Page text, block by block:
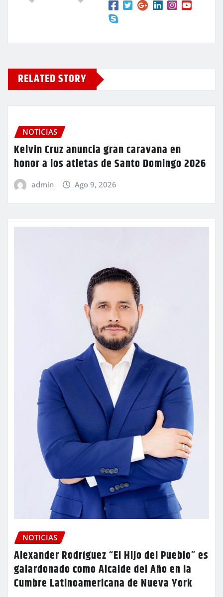
RELATED STORY
NOTICIAS
Kelvin Cruz anuncia gran caravana en
honor a los atletas de Santo Domingo 2026
admin Ago 9, 2026
NOTICIAS
Alexander Rodríguez “El Hijo del Pueblo” es
galardonado como Alcalde del Año en la
Cumbre Latinoamericana de Nueva York